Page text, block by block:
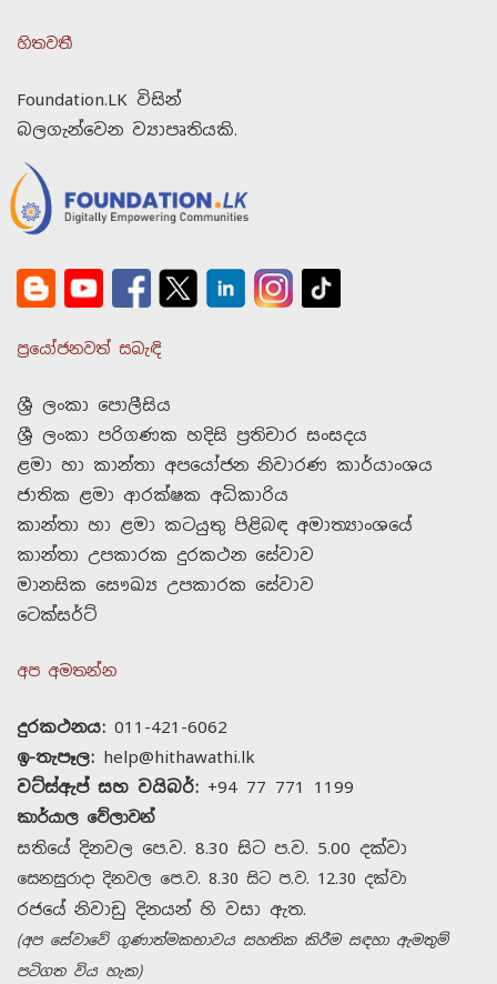
හිතවතී
Foundation.LK විසින්
බලගැන්වෙන ව්‍යාපෘතියකි.
ප්‍රයෝජනවත් සබැඳි
ශ්‍රී ලංකා පොලීසිය
ශ්‍රී ලංකා පරිගණක හදිසි ප්‍රතිචාර සංසදය
ළමා හා කාන්තා අපයෝජන නිවාරණ කාර්යාංශය
ජාතික ළමා ආරක්ෂක අධිකාරිය
කාන්තා හා ළමා කටයුතු පිළිබඳ අමාත්‍යාංශයේ
කාන්තා උපකාරක දුරකථන සේවාව
මානසික සෞඛ්‍ය උපකාරක සේවාව
ටෙක්සර්ට්
අප අමතන්න
දුරකථනය: 011-421-6062
ඉ-තැපෑල: help@hithawathi.lk
වට්ස්ඇප් සහ වයිබර්: +94 77 771 1199
කාර්යාල වේලාවන්
සතියේ දිනවල පෙ.ව. 8.30 සිට ප.ව. 5.00 දක්වා
සෙනසුරාදා දිනවල පෙ.ව. 8.30 සිට ප.ව. 12.30 දක්වා
රජයේ නිවාඩු දිනයන් හි වසා ඇත.
(අප සේවාවේ ගුණාත්මකභාවය සහතික කිරීම සඳහා ඇමතුම්
පටිගත විය හැක)